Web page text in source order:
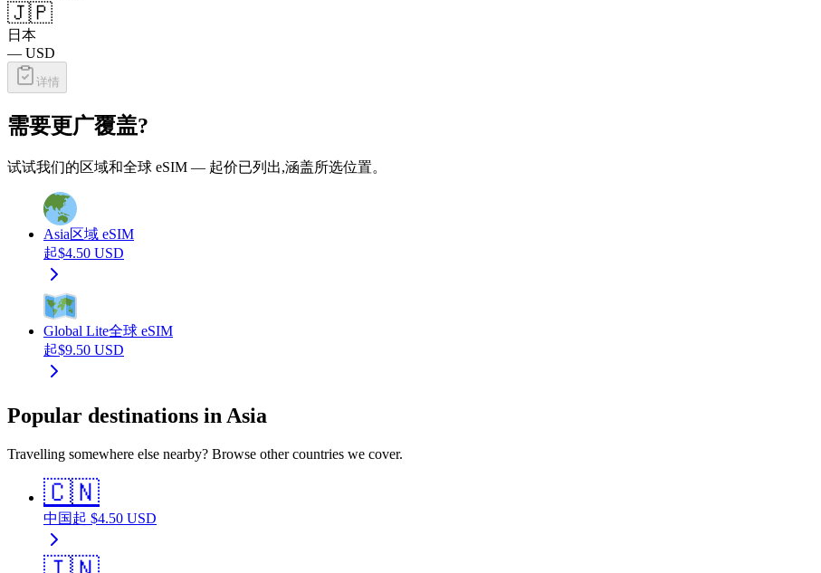
🇯🇵
日本
— USD
详情
需要更广覆盖?
试试我们的区域和全球 eSIM — 起价已列出,涵盖所选位置。
Asia区域 eSIM
起$4.50 USD
Global Lite全球 eSIM
起$9.50 USD
Popular destinations in Asia
Travelling somewhere else nearby? Browse other countries we cover.
🇨🇳
中国起 $4.50 USD